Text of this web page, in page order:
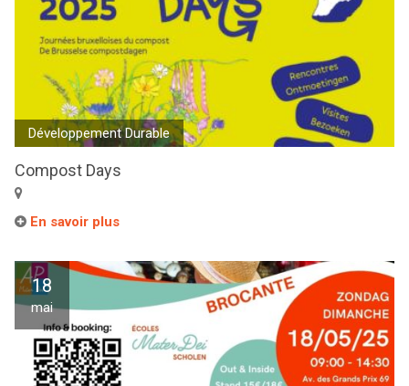
Développement Durable
Compost Days
En savoir plus
18
mai